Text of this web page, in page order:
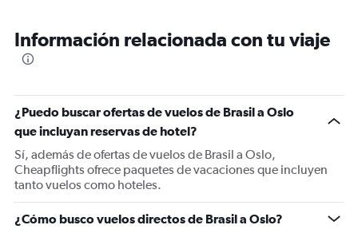
categories.
The
Y
axis
displaying
values.
Range:
0
1500.
Información relacionada con tu viaje
¿Puedo buscar ofertas de vuelos de Brasil a Oslo
que incluyan reservas de hotel?
Sí, además de ofertas de vuelos de Brasil a Oslo,
Cheapflights ofrece paquetes de vacaciones que incluyen
tanto vuelos como hoteles.
¿Cómo busco vuelos directos de Brasil a Oslo?